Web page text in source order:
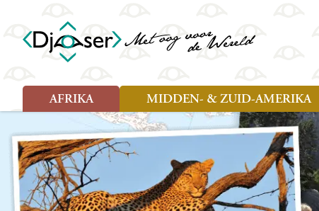
AFRIKA
Rondreis (26)
Familiereis (10)
Fietsreis (2)
Wandelreis (1)
Cultuur (3)
Landen
Botswana
Egypte
Ghana
Sao
MIDDEN- & ZUID-AMERIKA
Soort reizen
Familiereis (11)
Fietsreis (1)
Cultuur (9)
Natuur (13)
Landen
Amazone
Argentinië
Belize
Bolivia
Brazilië